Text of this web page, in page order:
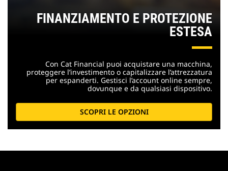
FINANZIAMENTO E PROTEZIONE
ESTESA
Con Cat Financial puoi acquistare una macchina,
proteggere l’investimento o capitalizzare l’attrezzatura
per espanderti. Gestisci l’account online sempre,
dovunque e da qualsiasi dispositivo.
SCOPRI LE OPZIONI